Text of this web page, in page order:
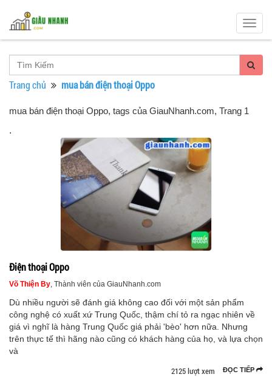
Trang chủ mua bán điện thoại Oppo
mua bán điện thoại Oppo, tags của GiauNhanh.com, Trang 1
.
Điện thoại Oppo
Võ Thiện By, Thành viên của GiauNhanh.com
Dù nhiều người sẽ đánh giá không cao đối với một sản phẩm
công nghệ có xuất xứ Trung Quốc, thậm chí tỏ ra ngạc nhiên về
giá vì nghĩ là hàng Trung Quốc giá phải 'bèo' hơn nữa. Nhưng
trên thực tế thì hãng nào cũng có khách hàng của họ, và lựa chọn
và
ĐỌC TIẾP
2125 lượt xem